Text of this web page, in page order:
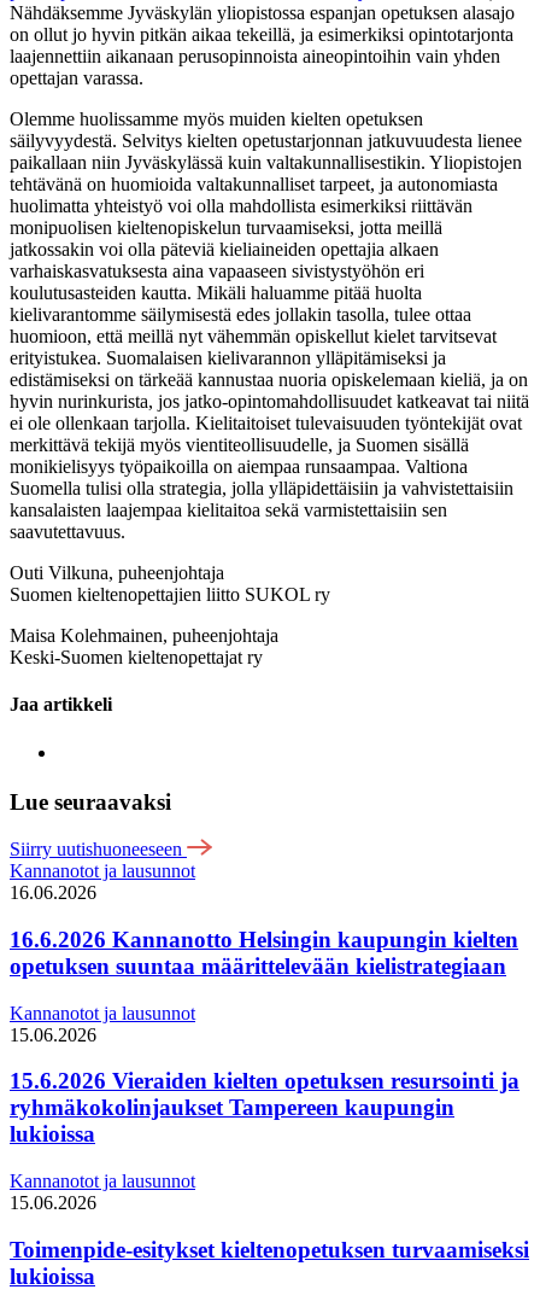
Nähdäksemme Jyväskylän yliopistossa espanjan opetuksen alasajo
on ollut jo hyvin pitkän aikaa tekeillä, ja esimerkiksi opintotarjonta
laajennettiin aikanaan perusopinnoista aineopintoihin vain yhden
opettajan varassa.
Olemme huolissamme myös muiden kielten opetuksen
säilyvyydestä. Selvitys kielten opetustarjonnan jatkuvuudesta lienee
paikallaan niin Jyväskylässä kuin valtakunnallisestikin. Yliopistojen
tehtävänä on huomioida valtakunnalliset tarpeet, ja autonomiasta
huolimatta yhteistyö voi olla mahdollista esimerkiksi riittävän
monipuolisen kieltenopiskelun turvaamiseksi, jotta meillä
jatkossakin voi olla päteviä kieliaineiden opettajia alkaen
varhaiskasvatuksesta aina vapaaseen sivistystyöhön eri
koulutusasteiden kautta. Mikäli haluamme pitää huolta
kielivarantomme säilymisestä edes jollakin tasolla, tulee ottaa
huomioon, että meillä nyt vähemmän opiskellut kielet tarvitsevat
erityistukea. Suomalaisen kielivarannon ylläpitämiseksi ja
edistämiseksi on tärkeää kannustaa nuoria opiskelemaan kieliä, ja on
hyvin nurinkurista, jos jatko-opintomahdollisuudet katkeavat tai niitä
ei ole ollenkaan tarjolla. Kielitaitoiset tulevaisuuden työntekijät ovat
merkittävä tekijä myös vientiteollisuudelle, ja Suomen sisällä
monikielisyys työpaikoilla on aiempaa runsaampaa. Valtiona
Suomella tulisi olla strategia, jolla ylläpidettäisiin ja vahvistettaisiin
kansalaisten laajempaa kielitaitoa sekä varmistettaisiin sen
saavutettavuus.
Outi Vilkuna, puheenjohtaja
Suomen kieltenopettajien liitto SUKOL ry
Maisa Kolehmainen, puheenjohtaja
Keski-Suomen kieltenopettajat ry
Jaa artikkeli
Lue seuraavaksi
Siirry uutishuoneeseen
Kannanotot ja lausunnot
16.06.2026
16.6.2026 Kannanotto Helsingin kaupungin kielten
opetuksen suuntaa määrittelevään kielistrategiaan
Kannanotot ja lausunnot
15.06.2026
15.6.2026 Vieraiden kielten opetuksen resursointi ja
ryhmäkokolinjaukset Tampereen kaupungin
lukioissa
Kannanotot ja lausunnot
15.06.2026
Toimenpide-esitykset kieltenopetuksen turvaamiseksi
lukioissa